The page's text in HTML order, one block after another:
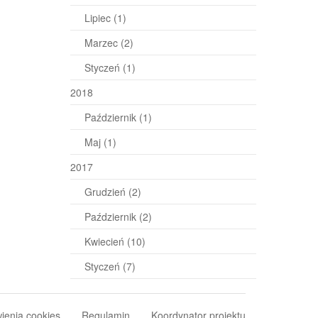
Lipiec (1)
Marzec (2)
Styczeń (1)
2018
Październik (1)
Maj (1)
2017
Grudzień (2)
Październik (2)
Kwiecień (10)
Styczeń (7)
cookies Regulamin Koordynator projektu